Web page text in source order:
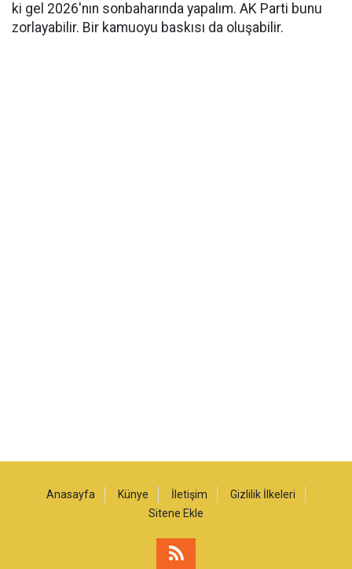
ki gel 2026'nın sonbaharında yapalım. AK Parti bunu
zorlayabilir. Bir kamuoyu baskısı da oluşabilir.
Anasayfa Künye İletişim
Gizlilik İlkeleri
Sitene Ekle